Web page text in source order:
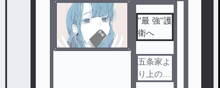
''最 強''護
衛へ
五条家よ
り上の家
系、お嬢